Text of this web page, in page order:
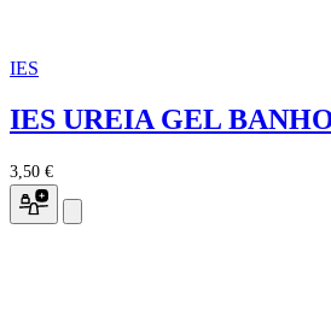
IES
IES UREIA GEL
3,50 €